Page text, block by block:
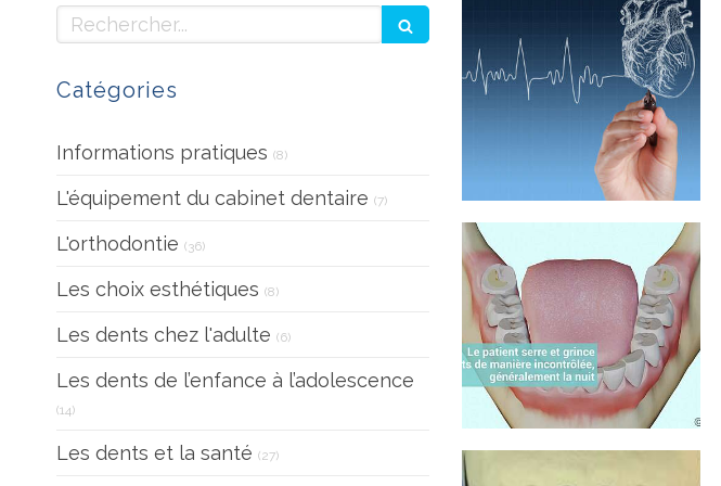
Rechercher
Catégories
Informations pratiques (8)
L'équipement du cabinet dentaire (7)
L'orthodontie (36)
Les choix esthétiques (8)
Les dents chez l'adulte (6)
Les dents de l’enfance à l’adolescence
(14)
Les dents et la santé (27)